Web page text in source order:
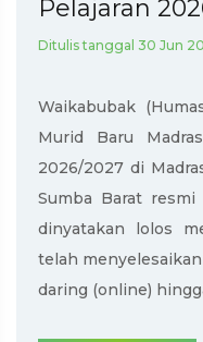
Pelajaran
Ditulis tanggal 30 Jun
Waikabubak
Murid Baru
2026/2027 di
Sumba Barat
dinyatakan lolos
telah
daring (online)